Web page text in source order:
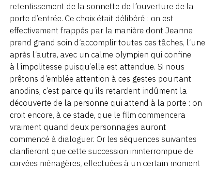
retentissement de la sonnette de l’ouverture de la
porte d’entrée. Ce choix était délibéré : on est
effectivement frappés par la manière dont Jeanne
prend grand soin d’accomplir toutes ces tâches, l’une
après l’autre, avec un calme olympien qui confine
à l’impolitesse puisqu’elle est attendue. Si nous
prêtons d’emblée attention à ces gestes pourtant
anodins, c’est parce qu’ils retardent indûment la
découverte de la personne qui attend à la porte : on
croit encore, à ce stade, que le film commencera
vraiment quand deux personnages auront
commencé à dialoguer. Or les séquences suivantes
clarifieront que cette succession ininterrompue de
corvées ménagères, effectuées à un certain moment